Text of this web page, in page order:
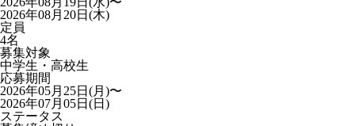
2026年08月20日(木)
定員
4名
募集対象
中学生・高校生
応募期間
2026年05月25日(月)〜
2026年07月05日(日)
ステータス